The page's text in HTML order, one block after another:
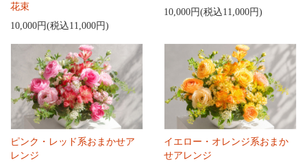
花束
10,000円(税込11,000円)
10,000円(税込11,000円)
ピンク・レッド系おまかせア
レンジ
イエロー・オレンジ系おまか
せアレンジ